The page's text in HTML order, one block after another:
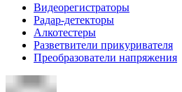
Видеорегистраторы
Радар-детекторы
Алкотестеры
Разветвители прикуривателя
Преобразователи напряжения